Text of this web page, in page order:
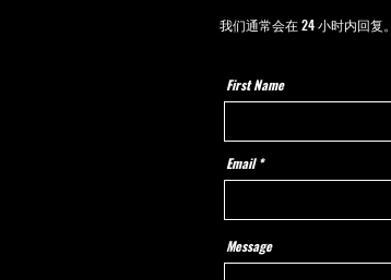
我们通常会在 24 小时内回复。
First Name
Email
Message